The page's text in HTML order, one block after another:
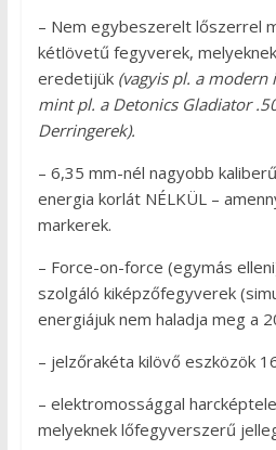
– Nem egybeszerelt lőszerrel
kétlövetű fegyverek,
eredetijük (vagyis pl. a
mint pl. a Detonics Gladiator
Derringerek).
– 6,35 mm-nél nagyobb
energia korlát NÉLKÜL –
markerek.
– Force-on-force (egymás
szolgáló kiképzőfegyverek
energiájuk nem haladja meg a
– jelzőrakéta kilövő eszközök
– elektromossággal
melyeknek lőfegyverszerű